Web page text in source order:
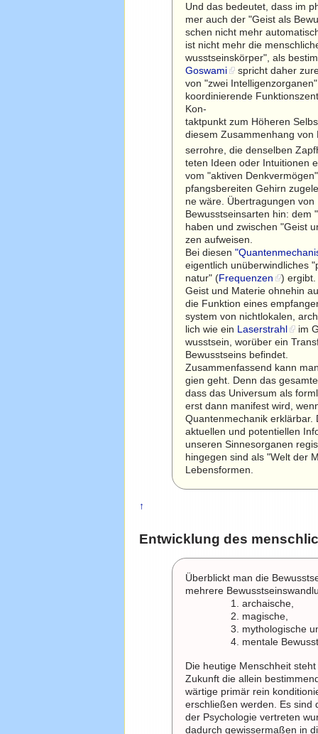
Und das bedeutet, dass im
mer auch der "Geist als
schen nicht mehr
ist nicht mehr die
wusstseinskörper", als
Goswami
spricht daher
von "zwei
koordinierende
Kon-
taktpunkt zum Höheren
diesem Zusammenhang von
serrohre, die denselben
teten Ideen oder Intuitionen
vom "aktiven
pfangsbereiten Gehirn
ne wäre. Übertragungen
Bewusstseinsarten hin: dem
haben und zwischen "Geist
zen aufweisen.
Bei diesen
eigentlich unüberwindliches
natur" (Frequenzen
)
Geist und Materie ohnehin
die Funktion eines
system von nichtlokalen,
lich wie ein Laserstrahl
im
wusstsein, worüber ein
Bewusstseins befindet.
Zusammenfassend kann
gien geht. Denn das
dass das Universum als
erst dann manifest wird,
Quantenmechanik erklärbar.
aktuellen und potentiellen
unseren Sinnesorganen
hingegen sind als "Welt der
Lebensformen.
↑
Entwicklung des
Überblickt man die
mehrere
archaische,
magische,
mythologische
mentale
Die heutige Menschheit
Zukunft die allein
wärtige primär rein
erschließen werden. Es sind
der Psychologie vertreten
dadurch gewissermaßen in